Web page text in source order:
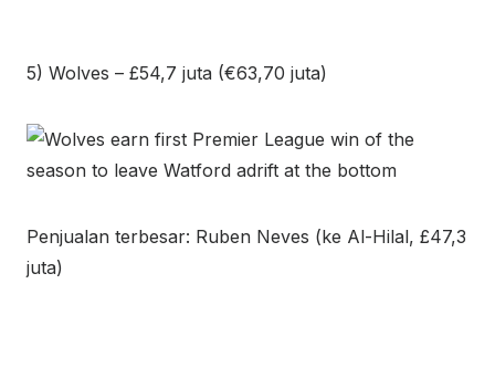
5) Wolves – £54,7 juta (€63,70 juta)
Penjualan terbesar: Ruben Neves (ke Al-Hilal, £47,3
juta)